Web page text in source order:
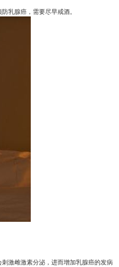
乳腺癌，需要尽早戒酒。
激雌激素分泌，进而增加乳腺癌的发病